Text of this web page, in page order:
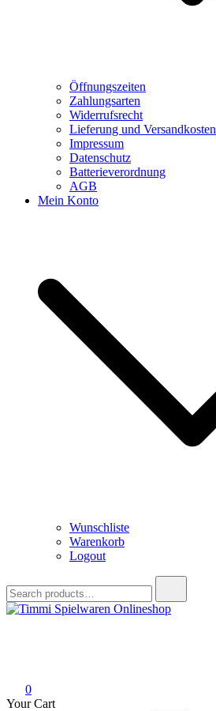
Öffnungszeiten
Zahlungsarten
Widerrufsrecht
Lieferung und Versandkosten
Impressum
Datenschutz
Batterieverordnung
AGB
Mein Konto
Wunschliste
Warenkorb
Logout
for:
0
Your Cart